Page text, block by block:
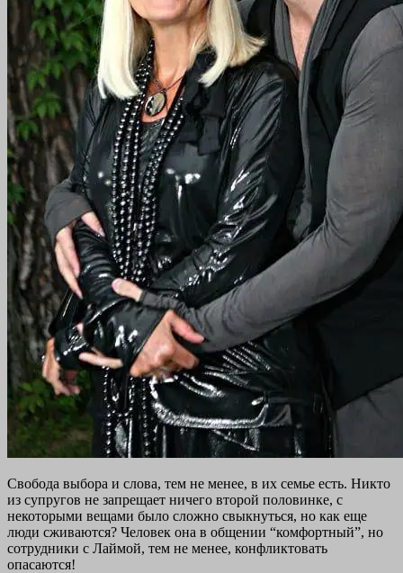
Свобода выбора и слова, тем не менее, в их семье есть. Никто
из супругов не запрещает ничего второй половинке, с
некоторыми вещами было сложно свыкнуться, но как еще
люди сживаются? Человек она в общении “комфортный”, но
сотрудники с Лаймой, тем не менее, конфликтовать
опасаются!